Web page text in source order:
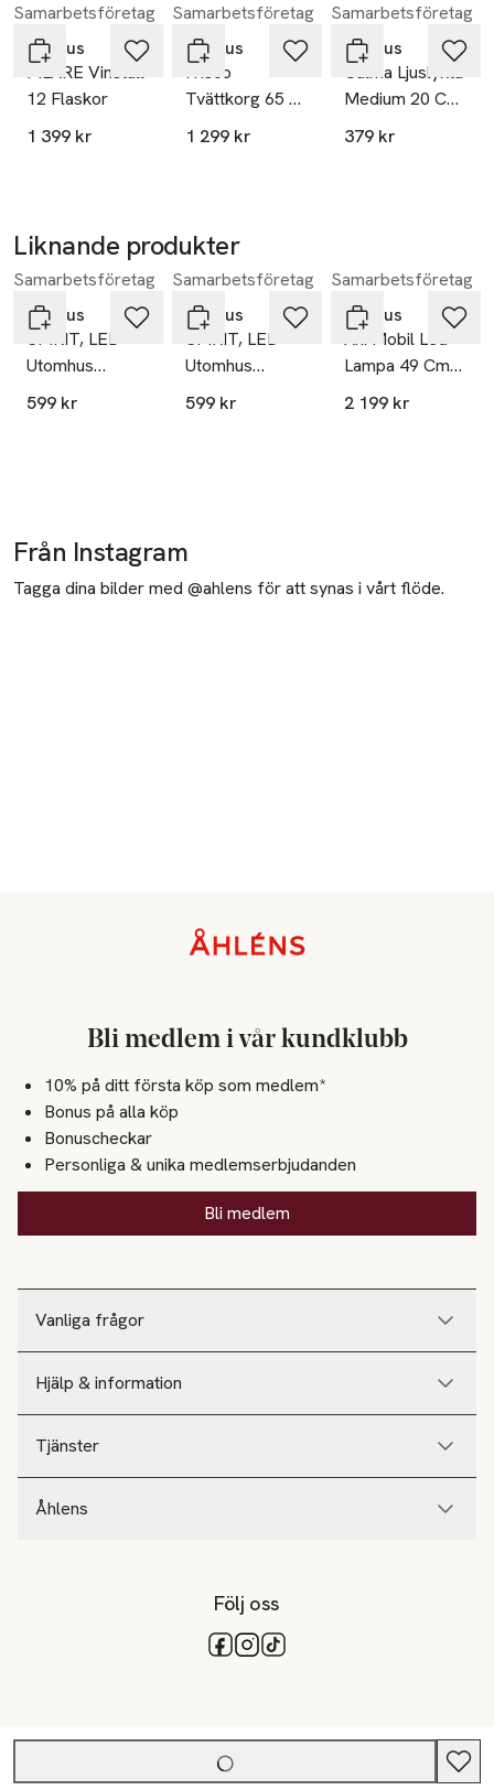
Hoppa över bildspelet
Samarbetsföretag
Blomus
PILARE Vinställ
12 Flaskor
1 399 kr
Samarbetsföretag
Blomus
Frisco
Tvättkorg 65 L
Sand
1 299 kr
Samarbetsföretag
Blomus
Calma Ljuslykta
Medium 20 Cm
Steel Gray
379 kr
Liknande produkter
Hoppa över bildspelet
Samarbetsföretag
Blomus
SPIRIT, LED
Utomhus
Lampa, Small
599 kr
Samarbetsföretag
Blomus
SPIRIT, LED
Utomhus
Lampa, Small
599 kr
Samarbetsföretag
Blomus
Ani Mobil Led
Lampa 49 Cm
Magnet
2 199 kr
Från Instagram
Tagga dina bilder med @ahlens för att synas i vårt flöde.
Vanliga frågor
Hjälp & information
Tjänster
Åhlens
Bli medlem i vår kundklubb
10% på ditt första köp som medlem*
Bonus på alla köp
Bonuscheckar
Personliga & unika medlemserbjudanden
Bli medlem
Följ oss